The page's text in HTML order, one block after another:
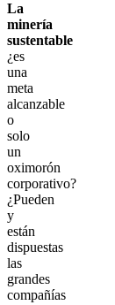
La
minería
sustentable
¿es
una
meta
alcanzable
o
solo
un
oximorón
corporativo?
¿Pueden
y
están
dispuestas
las
grandes
compañías